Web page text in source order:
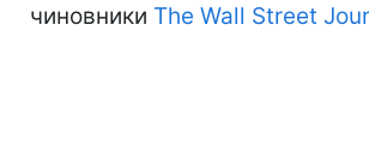
чиновники The Wall Street